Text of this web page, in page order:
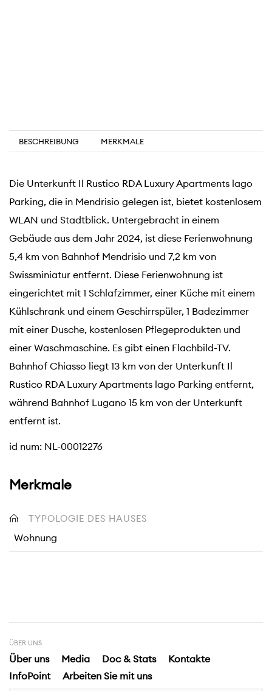
BESCHREIBUNG MERKMALE
Die Unterkunft Il Rustico RDA Luxury Apartments lago
Parking, die in Mendrisio gelegen ist, bietet kostenlosem
WLAN und Stadtblick. Untergebracht in einem
Gebäude aus dem Jahr 2024, ist diese Ferienwohnung
5,4 km von Bahnhof Mendrisio und 7,2 km von
Swissminiatur entfernt. Diese Ferienwohnung ist
eingerichtet mit 1 Schlafzimmer, einer Küche mit einem
Kühlschrank und einem Geschirrspüler, 1 Badezimmer
mit einer Dusche, kostenlosen Pflegeprodukten und
einer Waschmaschine. Es gibt einen Flachbild-TV.
Bahnhof Chiasso liegt 13 km von der Unterkunft Il
Rustico RDA Luxury Apartments lago Parking entfernt,
während Bahnhof Lugano 15 km von der Unterkunft
entfernt ist.
id num: NL-00012276
Merkmale
TYPOLOGIE DES HAUSES
Wohnung
ÜBER UNS
Über uns Media Doc & Stats
Kontakte
InfoPoint
Arbeiten Sie mit uns